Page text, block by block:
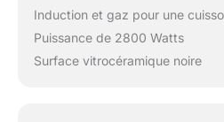
Induction et gaz pour une
Puissance de 2800 Watts
Surface vitrocéramique noire